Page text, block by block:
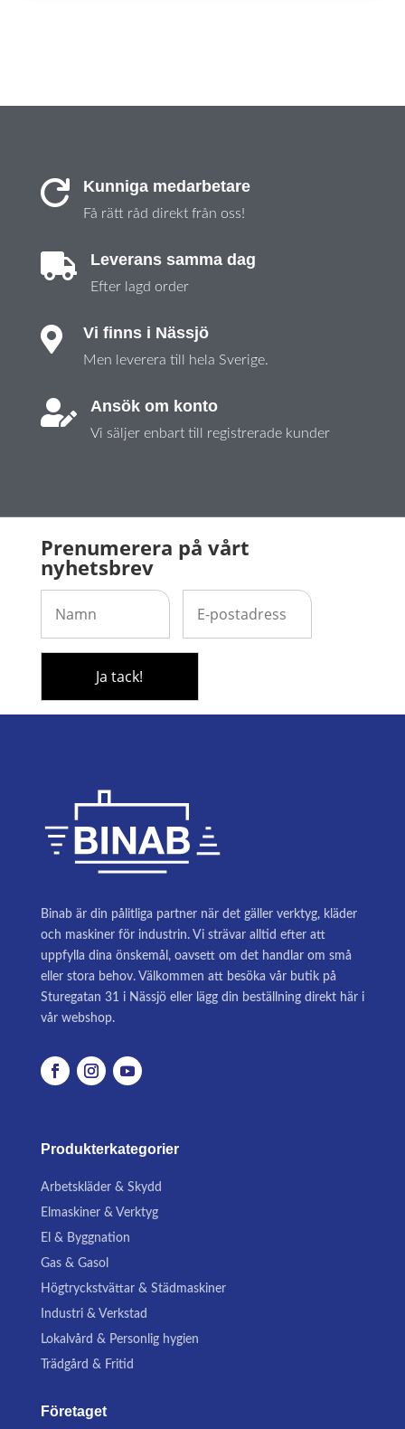
 Kunniga medarbetare
Få rätt råd direkt från oss!
 Leverans samma dag
Efter lagd order
 Vi finns i Nässjö
Men leverera till hela Sverige.
 Ansök om konto
Vi säljer enbart till registrerade kunder
Prenumerera på vårt
nyhetsbrev
Binab är din pålitliga partner när det gäller verktyg, kläder
och maskiner för industrin. Vi strävar alltid efter att
uppfylla dina önskemål, oavsett om det handlar om små
eller stora behov. Välkommen att besöka vår butik på
Sturegatan 31 i Nässjö eller lägg din beställning direkt här i
vår webshop.
Produkterkategorier
Arbetskläder & Skydd
Elmaskiner & Verktyg
El & Byggnation
Gas & Gasol
Högtryckstvättar & Städmaskiner
Industri & Verkstad
Lokalvård & Personlig hygien
Trädgård & Fritid
Företaget